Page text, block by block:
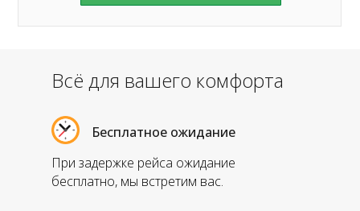
При задержке рейса ожидание
бесплатно, мы встретим вас.
Бесплатное ожидание
Всё для вашего комфорта